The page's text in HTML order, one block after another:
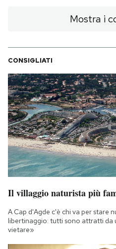
Mostra i
CONSIGLIATI
Il villaggio naturista più
A Cap d'Agde c'è chi va per stare
libertinaggio: tutti sono attratti da
vietare»